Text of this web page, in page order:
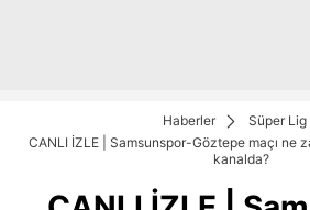
Haberler
Süper Lig
CANLI İZLE | Samsunspor-Göztepe maçı ne
kanalda?